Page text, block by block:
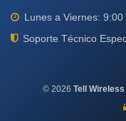
Lunes a Viernes:
Soporte Técnico
© 2026 Tell